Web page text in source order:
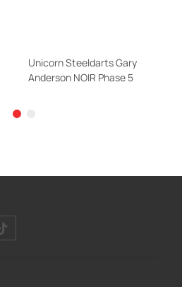
Unicorn Steeldarts Gary
Anderson NOIR Phase 5